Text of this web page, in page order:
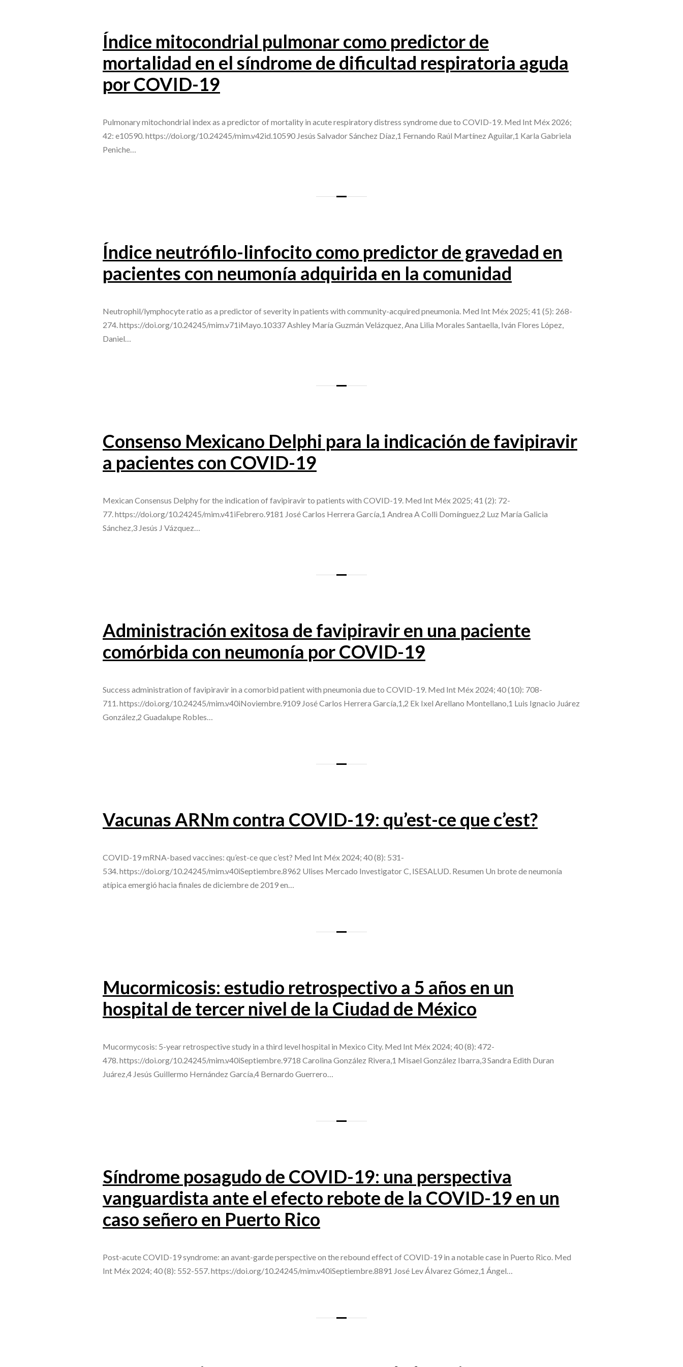
Índice mitocondrial pulmonar como predictor de
mortalidad en el síndrome de dificultad respiratoria aguda
por COVID-19
Pulmonary mitochondrial index as a predictor of mortality in acute respiratory distress syndrome due to COVID-19. Med Int Méx 2026;
42: e10590. https://doi.org/10.24245/mim.v42id.10590 Jesús Salvador Sánchez Díaz,1 Fernando Raúl Martínez Aguilar,1 Karla Gabriela
Peniche…
Índice neutrófilo-linfocito como predictor de gravedad en
pacientes con neumonía adquirida en la comunidad
Neutrophil/lymphocyte ratio as a predictor of severity in patients with community-acquired pneumonia. Med Int Méx 2025; 41 (5): 268-
274. https://doi.org/10.24245/mim.v71iMayo.10337 Ashley María Guzmán Velázquez, Ana Lilia Morales Santaella, Iván Flores López,
Daniel…
Consenso Mexicano Delphi para la indicación de favipiravir
a pacientes con COVID-19
Mexican Consensus Delphy for the indication of favipiravir to patients with COVID-19. Med Int Méx 2025; 41 (2): 72-
77. https://doi.org/10.24245/mim.v41iFebrero.9181 José Carlos Herrera García,1 Andrea A Colli Domínguez,2 Luz María Galicia
Sánchez,3 Jesús J Vázquez…
Administración exitosa de favipiravir en una paciente
comórbida con neumonía por COVID-19
Success administration of favipiravir in a comorbid patient with pneumonia due to COVID-19. Med Int Méx 2024; 40 (10): 708-
711. https://doi.org/10.24245/mim.v40iNoviembre.9109 José Carlos Herrera García,1,2 Ek Ixel Arellano Montellano,1 Luis Ignacio Juárez
González,2 Guadalupe Robles…
Vacunas ARNm contra COVID-19: qu’est-ce que c’est?
COVID-19 mRNA-based vaccines: qu’est-ce que c’est? Med Int Méx 2024; 40 (8): 531-
534. https://doi.org/10.24245/mim.v40iSeptiembre.8962 Ulises Mercado Investigator C, ISESALUD. Resumen Un brote de neumonía
atípica emergió hacia finales de diciembre de 2019 en…
Mucormicosis: estudio retrospectivo a 5 años en un
hospital de tercer nivel de la Ciudad de México
Mucormycosis: 5-year retrospective study in a third level hospital in Mexico City. Med Int Méx 2024; 40 (8): 472-
478. https://doi.org/10.24245/mim.v40iSeptiembre.9718 Carolina González Rivera,1 Misael González Ibarra,3 Sandra Edith Duran
Juárez,4 Jesús Guillermo Hernández García,4 Bernardo Guerrero…
Síndrome posagudo de COVID-19: una perspectiva
vanguardista ante el efecto rebote de la COVID-19 en un
caso señero en Puerto Rico
Post-acute COVID-19 syndrome: an avant-garde perspective on the rebound effect of COVID-19 in a notable case in Puerto Rico. Med
Int Méx 2024; 40 (8): 552-557. https://doi.org/10.24245/mim.v40iSeptiembre.8891 José Lev Álvarez Gómez,1 Ángel…